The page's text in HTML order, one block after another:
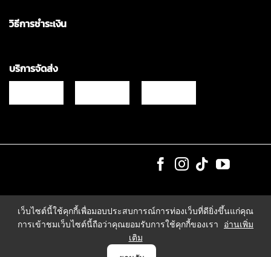
วิธีการชำระเงิน
บริการจัดส่ง
เว็บไซต์นี้ใช้คุกกี้เพื่อมอบประสบการณ์การท่องเว็บที่ดียิ่งขึ้นแก่คุณ
การเข้าชมเว็บไซต์นี้ถือว่าคุณยอมรับการใช้คุกกี้ของเรา
อ่านเพิ่ม
เติม